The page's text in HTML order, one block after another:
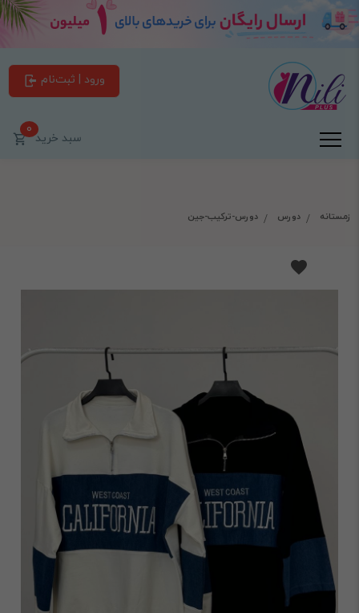
ورود | ثبت‌نام
سبد خرید0
زمستانه دورس دورس-ترکیب-جین